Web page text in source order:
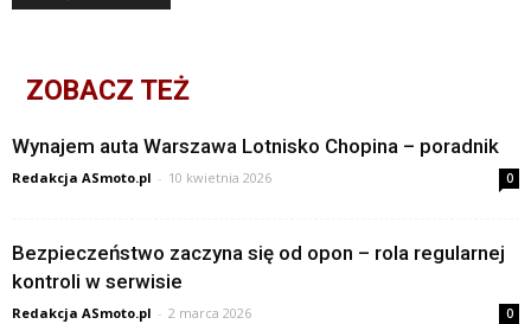
ZOBACZ TEŻ
Wynajem auta Warszawa Lotnisko Chopina – poradnik
Redakcja ASmoto.pl - 10 kwietnia 2026 0
Bezpieczeństwo zaczyna się od opon – rola regularnej
kontroli w serwisie
Redakcja ASmoto.pl - 2 marca 2026 0